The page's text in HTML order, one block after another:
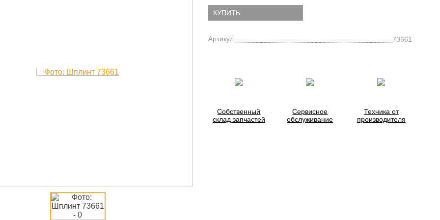
КУПИТЬ
Артикул 73661
Собственный
склад запчастей
Сервисное
обслуживание
Техника от
производителя